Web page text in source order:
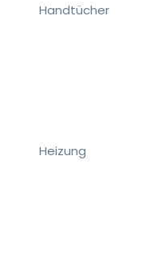
Handtücher
Heizung